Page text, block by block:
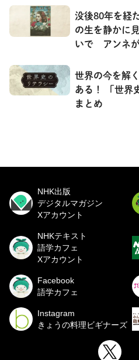
没後80年を経
の生を静かに
いで アンネが
世界の今を解
ある！ 「世界
まとめ
NHK出版
デジタルマガジン
Xアカウント
NHKテキスト
語学カフェ
Xアカウント
Facebook
語学カフェ
Instagram
きょうの料理ビギナーズ